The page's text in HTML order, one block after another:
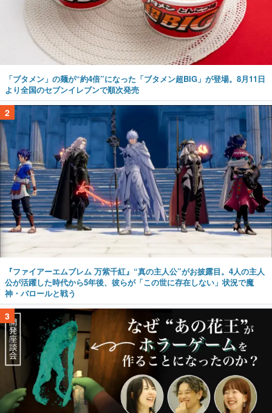
「ブタメン」の麺が“約4倍”になった「ブタメン超BIG」が登場。8月11日
より全国のセブンイレブンで順次発売
2
『ファイアーエムブレム 万紫千紅』“真の主人公”がお披露目。4人の主人
公が活躍した時代から5年後、彼らが「この世に存在しない」状況で魔
神・バロールと戦う
3